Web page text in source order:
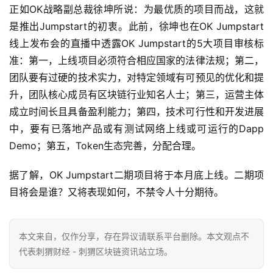
正如OK战略副总裁徐坤所说：为最优质的项目而战，这就
是推出Jumpstart的初衷。此前，徐坤也在OK Jumpstart
线上发布会的直播中透露OK Jumpstart的5大项目审核标
准：第一，上线项目必须符合相应国家的法律法规；第二，
团队要有过硬的技术实力，对特定领域有可预见的优化和提
升，团队核心成员有区块链行业知名人士；第三，运营主体
成立时间长且具备盈利能力；第四，技术可行性和开发进展
中，要有已落地产品或有测试网络上线或可运行的Dapp
Demo；第五，Token生态完善，分配合理。
据了解，OK Jumpstart二期项目将于本月底上线。二期项
目将会是谁？又将表现如何，不禁令人十分期待。
本文来自 ，仅作分享，存在异议请联系平台删除。本文观点不
代表刺猬财经 - 刺猬区块链资讯站立场。